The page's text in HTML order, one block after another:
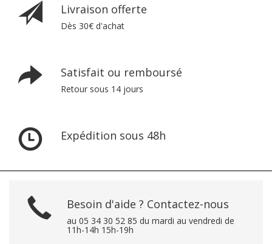
Livraison offerte
Dès 30€ d'achat
Satisfait ou remboursé
Retour sous 14 jours
Expédition sous 48h
Besoin d'aide ? Contactez-nous
au 05 34 30 52 85 du mardi au vendredi de
11h-14h 15h-19h